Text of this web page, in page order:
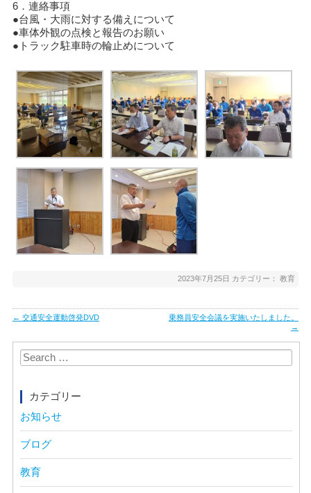
6．連絡事項
●台風・大雨に対する備えについて
●車体外観の点検と報告のお願い
●トラック駐車時の輪止めについて
2023年7月25日 カテゴリー：教育
Post
← 交通安全運動啓発DVD
乗務員安全会議を実施いたしました。
→
Search
for:
カテゴリー
お知らせ
ブログ
教育